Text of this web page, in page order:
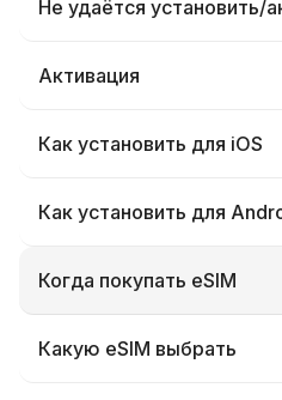
Не удаётся установить/
Активация
Как установить для iOS
Как установить для
Когда покупать eSIM
Какую eSIM выбрать